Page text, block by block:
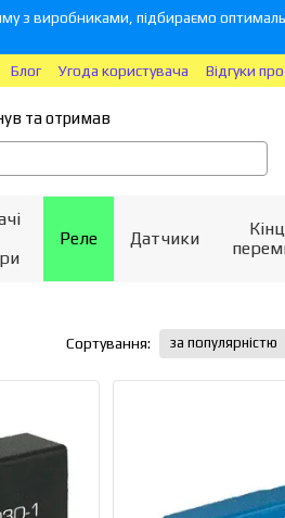
виробниками, підбираємо
Блог Угода користувача Відгуки
та отримав
Реле Датчики
Сортування: за популярністю